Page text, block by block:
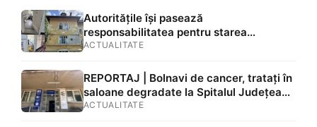
Autoritățile își pasează
responsabilitatea pentru starea
Spitalului Județean de Urgență Brașov.
directorului: „Mă întrebați pe mine de ce
nu s-au renovat în ultimii 36 de ani?”
ACTUALITATE
REPORTAJ | Bolnavi de cancer, tratați în
saloane degradate la Spitalul Județean
Brașov. Mucegai, rugină și mizerie în mai
ACTUALITATE